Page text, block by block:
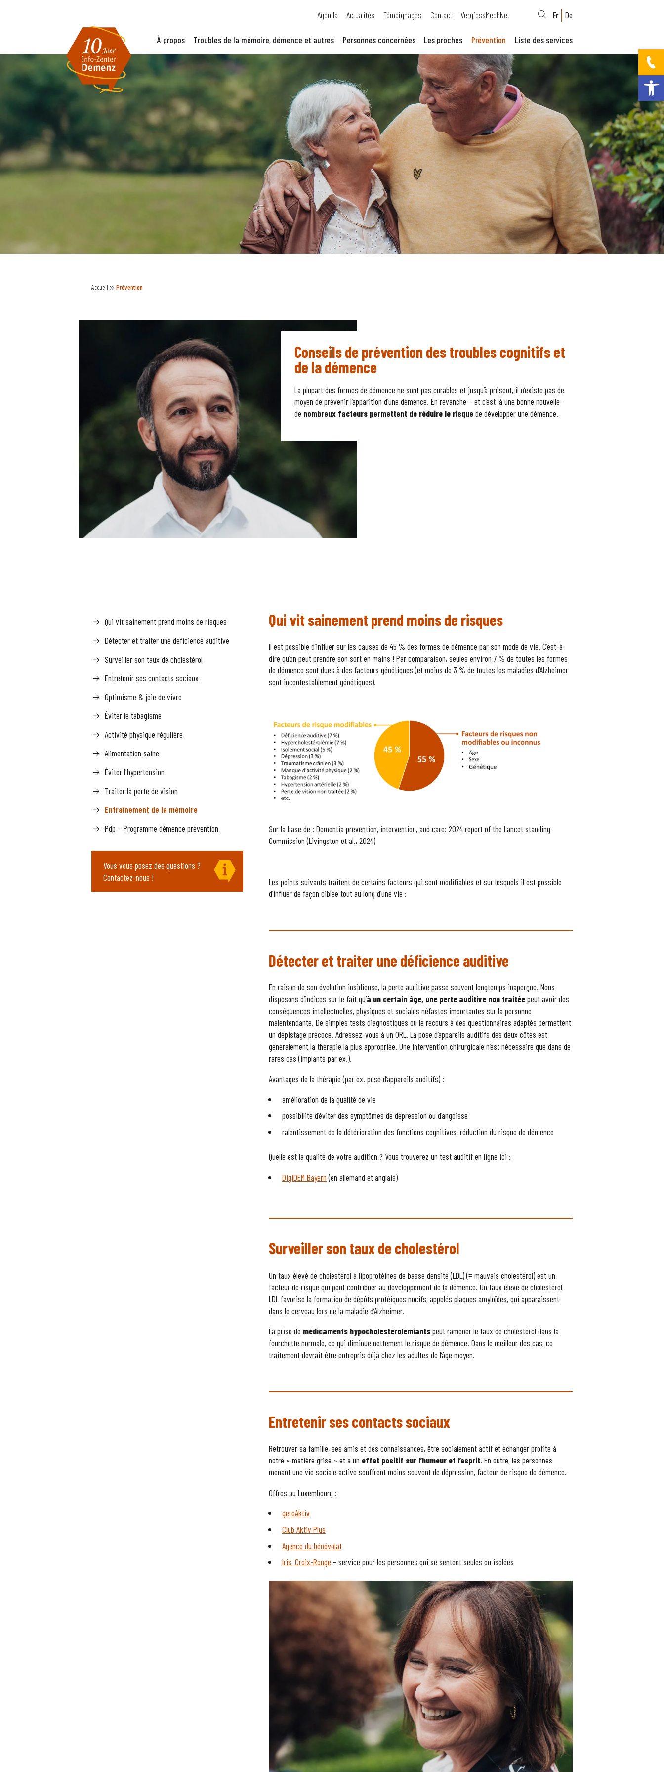
Ouvrir la
Agenda Actualités Témoignages Contact VergiessMechNet Fr De
À propos Troubles de la mémoire, démence et autres Personnes concernées Les proches Prévention Liste des services
Accueil Prévention
Conseils de prévention des troubles cognitifs et
de la démence
La plupart des formes de démence ne sont pas curables et jusqu’à présent, il n’existe pas de
moyen de prévenir l’apparition d’une démence. En revanche − et c’est là une bonne nouvelle −
de nombreux facteurs permettent de réduire le risquede développer une démence.
Qui vit sainement prend moins de risques
Détecter et traiter une déficience auditive
Surveiller son taux de cholestérol
Entretenir ses contacts sociaux
Optimisme & joie de vivre
Éviter le tabagisme
Activité physique régulière
Alimentation saine
Éviter l'hypertension
Traiter la perte de vision
Entraînement de la mémoire
Pdp − Programme démence prévention
Vous vous posez des questions ?
Contactez-nous !
Qui vit sainement prend moins de risques
Il est possible d’influer sur les causes de 45 % des formes de démence par son mode de vie. C’est-à-
dire qu’on peut prendre son sort en mains ! Par comparaison, seules environ 7 % de toutes les formes
de démence sont dues à des facteurs génétiques (et moins de 3 % de toutes les maladies d’Alzheimer
sont incontestablement génétiques).
Sur la base de : Dementia prevention, intervention, and care: 2024 report of the Lancet standing
Commission (Livingston et al., 2024)
Les points suivants traitent de certains facteurs qui sont modifiables et sur lesquels il est possible
d’influer de façon ciblée tout au long d’une vie :
Détecter et traiter une déficience auditive
En raison de son évolution insidieuse, la perte auditive passe souvent longtemps inaperçue. Nous
disposons d’indices sur le fait qu’à un certain âge, une perte auditive non traitéepeut avoir des
conséquences intellectuelles, physiques et sociales néfastes importantes sur la personne
malentendante. De simples tests diagnostiques ou le recours à des questionnaires adaptés permettent
un dépistage précoce. Adressez-vous à un ORL. La pose d’appareils auditifs des deux côtés est
généralement la thérapie la plus appropriée. Une intervention chirurgicale n’est nécessaire que dans de
rares cas (implants par ex.).
Avantages de la thérapie (par ex. pose d’appareils auditifs) :
amélioration de la qualité de vie
possibilité d’éviter des symptômes de dépression ou d’angoisse
ralentissement de la détérioration des fonctions cognitives, réduction du risque de démence
Quelle est la qualité de votre audition ? Vous trouverez un test auditif en ligne ici :
DigiDEM Bayern(en allemand et anglais)
Surveiller son taux de cholestérol
Un taux élevé de cholestérol à lipoprotéines de basse densité (LDL) (= mauvais cholestérol) est un
facteur de risque qui peut contribuer au développement de la démence. Un taux élevé de cholestérol
LDL favorise la formation de dépôts protéiques nocifs, appelés plaques amyloïdes, qui apparaissent
dans le cerveau lors de la maladie d’Alzheimer.
La prise de médicaments hypocholestérolémiantspeut ramener le taux de cholestérol dans la
fourchette normale, ce qui diminue nettement le risque de démence. Dans le meilleur des cas, ce
traitement devrait être entrepris déjà chez les adultes de l’âge moyen.
Entretenir ses contacts sociaux
Retrouver sa famille, ses amis et des connaissances, être socialement actif et échanger profite à
notre « matière grise » et a un effet positif sur l’humeur et l’esprit. En outre, les personnes
menant une vie sociale active souffrent moins souvent de dépression, facteur de risque de démence.
Offres au Luxembourg :
geroAktiv
Club Aktiv Plus
Agence du bénévolat
Iris, Croix-Rouge – service pour les personnes qui se sentent seules ou isolées